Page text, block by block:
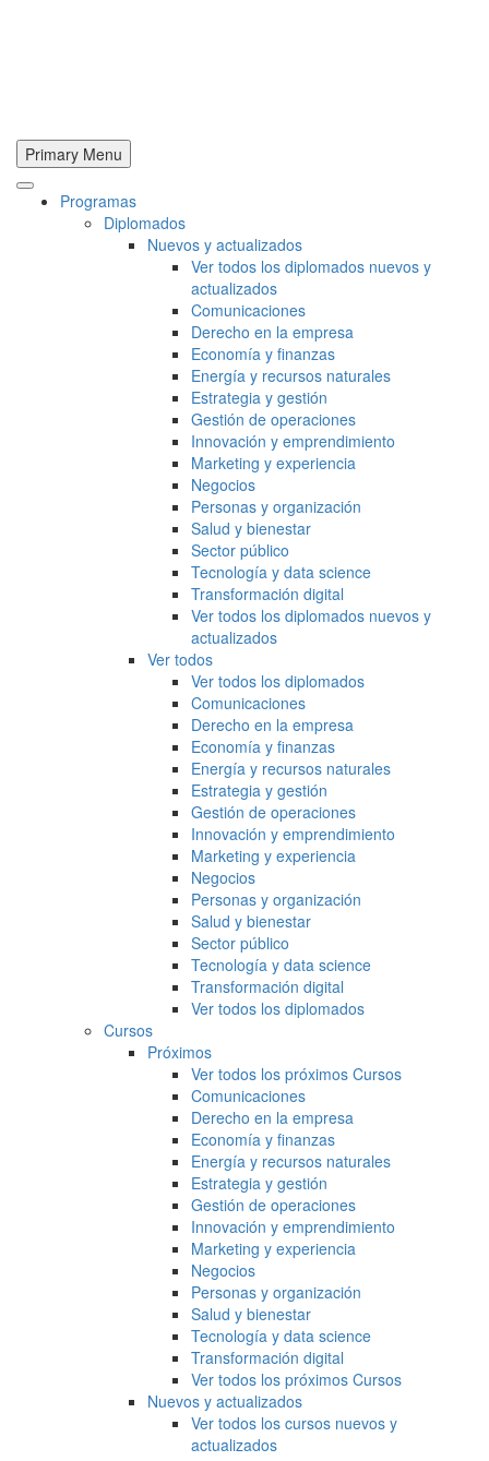
Primary Menu
Programas
Diplomados
Nuevos y actualizados
Ver todos los diplomados nuevos y
actualizados
Comunicaciones
Derecho en la empresa
Economía y finanzas
Energía y recursos naturales
Estrategia y gestión
Gestión de operaciones
Innovación y emprendimiento
Marketing y experiencia
Negocios
Personas y organización
Salud y bienestar
Sector público
Tecnología y data science
Transformación digital
Ver todos los diplomados nuevos y
actualizados
Ver todos
Ver todos los diplomados
Comunicaciones
Derecho en la empresa
Economía y finanzas
Energía y recursos naturales
Estrategia y gestión
Gestión de operaciones
Innovación y emprendimiento
Marketing y experiencia
Negocios
Personas y organización
Salud y bienestar
Sector público
Tecnología y data science
Transformación digital
Ver todos los diplomados
Cursos
Próximos
Ver todos los próximos Cursos
Comunicaciones
Derecho en la empresa
Economía y finanzas
Energía y recursos naturales
Estrategia y gestión
Gestión de operaciones
Innovación y emprendimiento
Marketing y experiencia
Negocios
Personas y organización
Salud y bienestar
Tecnología y data science
Transformación digital
Ver todos los próximos Cursos
Nuevos y actualizados
Ver todos los cursos nuevos y
actualizados